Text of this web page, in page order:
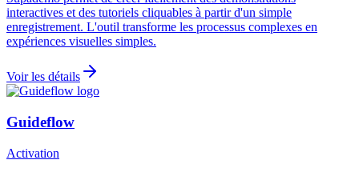
interactives et des tutoriels cliquables à partir d'un simple
enregistrement. L'outil transforme les processus complexes en
expériences visuelles simples.
Voir les détails
Guideflow
Activation